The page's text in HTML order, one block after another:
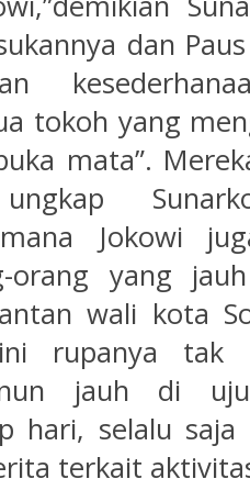
dan
tokoh yang
mata”.
Jokowi
orang yang
wali kota
rupanya tak
jauh di
hari, selalu
terkait